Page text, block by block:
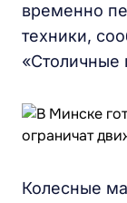
временно
техники,
«Столичные
Колесные